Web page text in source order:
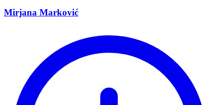
Mirjana Marković